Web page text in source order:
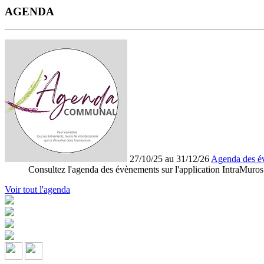
AGENDA
27/10/25 au 31/12/26 Agenda des
Consultez l'agenda des évènements sur l'application IntraMuros
Voir tout l'agenda